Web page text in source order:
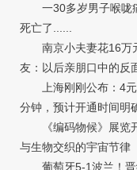
一30多岁男子喉咙
死亡了......
南京小夫妻花16万元
友：以后亲朋口中的反
上海刚刚公布：4元
分钟，预计开通时间明
《编码物候》展览开
与生物交织的宇宙节律
葡萄牙5-1波兰！晋